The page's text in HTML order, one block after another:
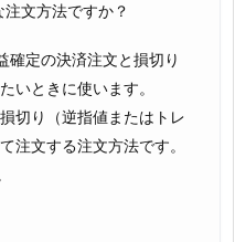
文方法ですか？
確定の決済注文と損切り
いときに使います。
切り（逆指値またはトレ
注文する注文方法です。